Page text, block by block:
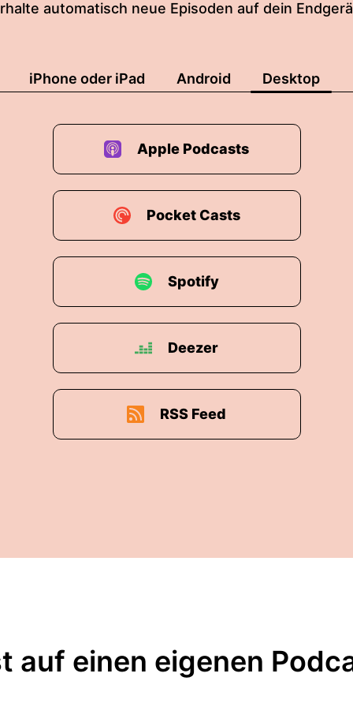
automatisch neue Episoden auf dein
iPhone oder iPad Android Desktop
Apple Podcasts
Pocket Casts
Spotify
Deezer
RSS Feed
auf einen eigenen